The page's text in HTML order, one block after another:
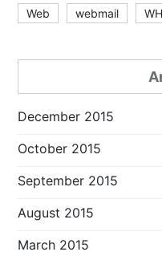
Web
webmail
December 2015
October 2015
September 2015
August 2015
March 2015